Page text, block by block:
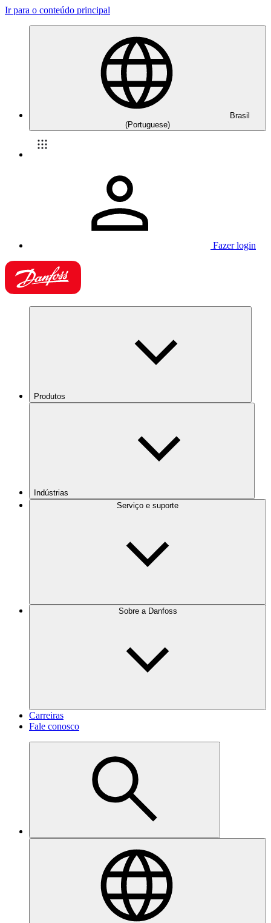
Ir para o conteúdo principal
Brasil
(Portuguese)
Fazer login
Produtos
Indústrias
Serviço e suporte
Sobre a Danfoss
Carreiras
Fale conosco